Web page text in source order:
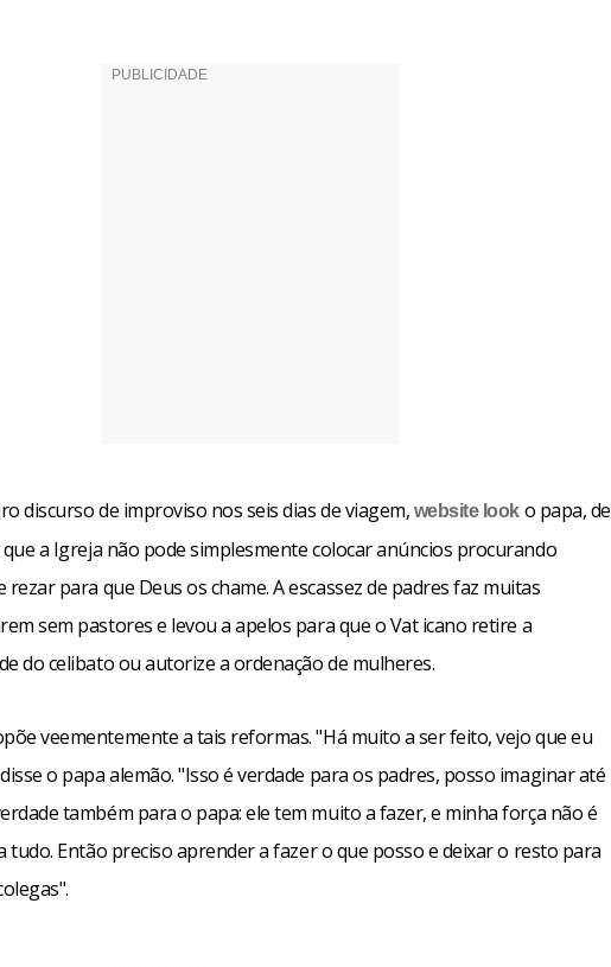
discurso de improviso nos seis dias de viagem, website look o papa, de
que a Igreja não pode simplesmente colocar anúncios procurando
rezar para que Deus os chame. A escassez de padres faz muitas
sem pastores e levou a apelos para que o Vat icano retire a
do celibato ou autorize a ordenação de mulheres.
veementemente a tais reformas. "Há muito a ser feito, vejo que eu
o papa alemão. "Isso é verdade para os padres, posso imaginar até
também para o papa: ele tem muito a fazer, e minha força não é
tudo. Então preciso aprender a fazer o que posso e deixar o resto para